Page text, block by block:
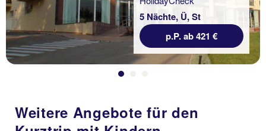
5 Nächte, Ü, St
p.P. ab 421 €
Weitere Angebote für den